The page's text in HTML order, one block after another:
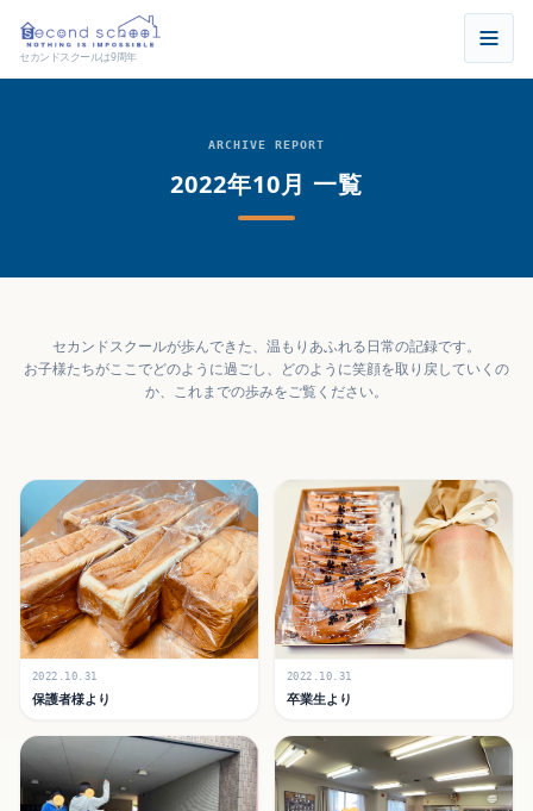
セカンドスクールは9周年
ARCHIVE REPORT
2022年10月 一覧
セカンドスクールが歩んできた、温もりあふれる日常の記録です。
お子様たちがここでどのように過ごし、どのように笑顔を取り戻していくの
か、これまでの歩みをご覧ください。
2022.10.31
保護者様より
2022.10.31
卒業生より